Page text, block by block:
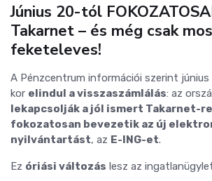
Június 20-tól
Takarnet – és még csak
feketeleves!
A Pénzcentrum információi szerint
kor elindul a visszaszámlálás: az
lekapcsolják a jól ismert Takarnet-
fokozatosan bevezetik az új
nyilvántartást, az E-ING-et.
Ez óriási változás lesz az